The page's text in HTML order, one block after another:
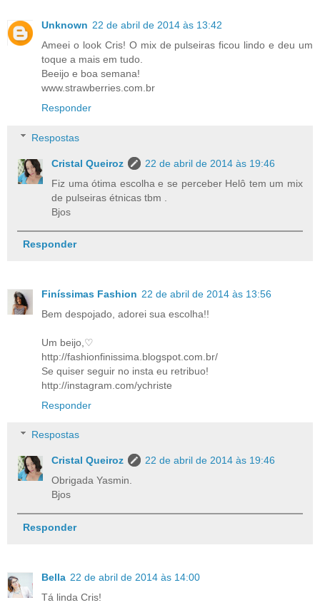
Unknown 22 de abril de 2014 às 13:42
Ameei o look Cris! O mix de pulseiras ficou lindo e deu um
toque a mais em tudo.
Beeijo e boa semana!
www.strawberries.com.br
Responder
Respostas
Cristal Queiroz
22 de abril de 2014 às 19:46
Fiz uma ótima escolha e se perceber Helô tem um mix
de pulseiras étnicas tbm .
Bjos
Responder
Finíssimas Fashion 22 de abril de 2014 às 13:56
Bem despojado, adorei sua escolha!!
Um beijo,♡
http://fashionfinissima.blogspot.com.br/
Se quiser seguir no insta eu retribuo!
http://instagram.com/ychriste
Responder
Respostas
Cristal Queiroz
22 de abril de 2014 às 19:46
Obrigada Yasmin.
Bjos
Responder
Bella 22 de abril de 2014 às 14:00
Tá linda Cris!